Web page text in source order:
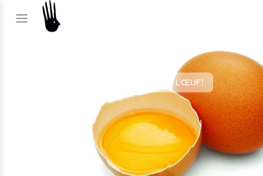
CAFÉ-CAUSERIE : CRÉATIONS DANS L’ŒUF!